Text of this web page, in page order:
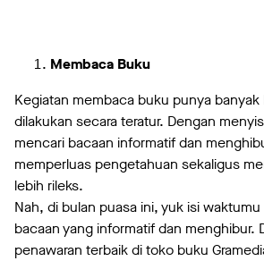
Membaca Buku
Kegiatan membaca buku punya
dilakukan secara teratur. Dengan
mencari bacaan informatif dan
memperluas pengetahuan sekaligus
lebih rileks.
Nah, di bulan puasa ini, yuk isi
bacaan yang informatif dan menghibur.
penawaran terbaik di toko buku